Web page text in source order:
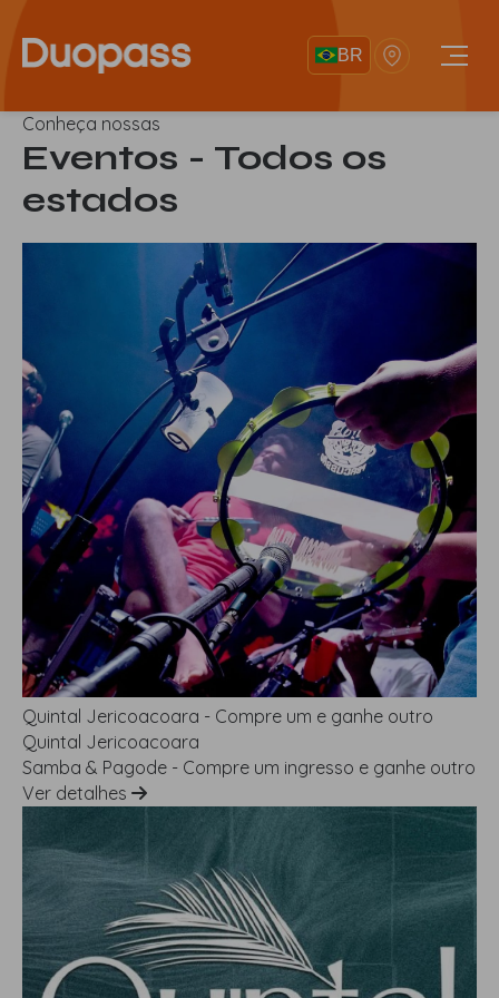
BR
Conheça nossas
Eventos - Todos os
estados
Quintal Jericoacoara - Compre um e ganhe outro
Quintal Jericoacoara
Samba & Pagode - Compre um ingresso e ganhe outro
Ver detalhes